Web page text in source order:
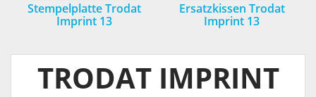
Stempelplatte Trodat
Imprint 13
Ersatzkissen Trodat
Imprint 13
TRODAT IMPRINT